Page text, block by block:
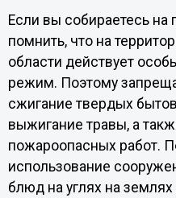
Если вы собираетесь на
помнить, что на
области действует
режим. Поэтому
сжигание твердых
выжигание травы, а
пожароопасных работ.
использование
блюд на углях на